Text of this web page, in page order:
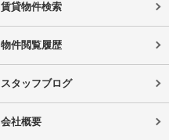
賃貸物件検索
物件閲覧履歴
スタッフブログ
会社概要